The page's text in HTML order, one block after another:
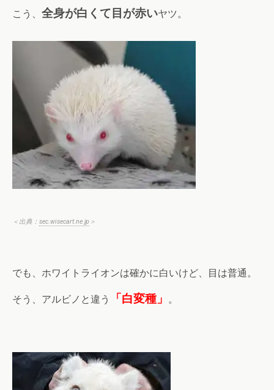
こう、 全身が白くて目が赤いヤツ。
＜出典： sec.wisecart.ne.jp ＞
でも、ホワイトライオンは確かに白いけど、目は普通。
そう、アルビノと違う 「白変種」 。